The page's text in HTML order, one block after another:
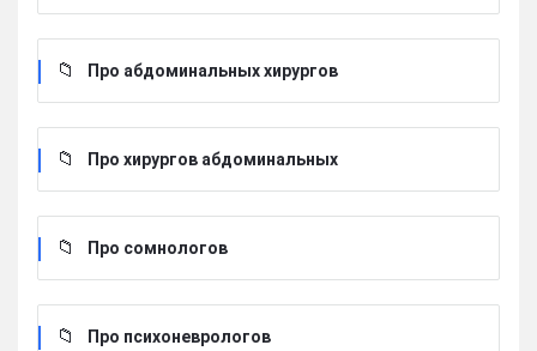
Про абдоминальных хирургов
Про хирургов абдоминальных
Про сомнологов
Про психоневрологов